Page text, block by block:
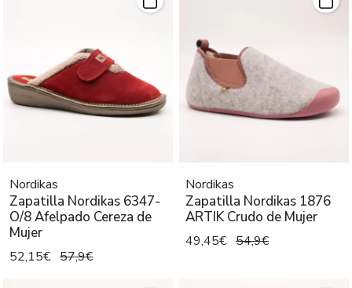
Nordikas
Zapatilla Nordikas 6347-
O/8 Afelpado Cereza de
Mujer
52,15€ 57,9€
Nordikas
Zapatilla Nordikas 1876
ARTIK Crudo de Mujer
49,45€ 54,9€